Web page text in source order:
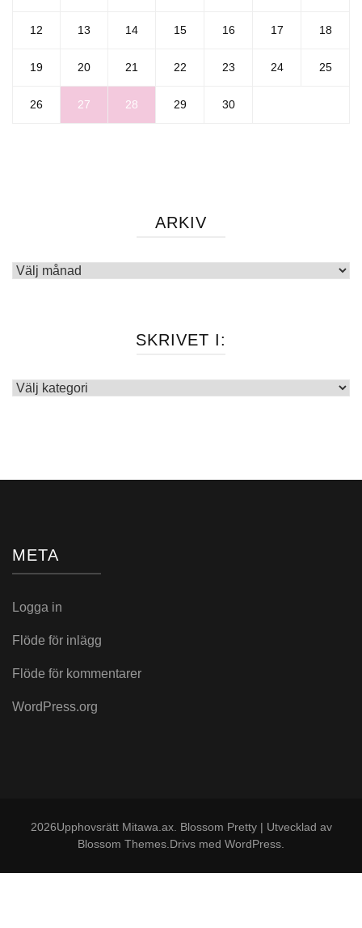
12 13 14 15 16 17 18
19 20 21 22 23 24 25
26 27 28 29 30
ARKIV
Arkiv
SKRIVET I:
Skrivet
META
Logga in
Flöde för inlägg
Flöde för kommentarer
WordPress.org
2026Upphovsrätt Mitawa.ax. Blossom Pretty | Utvecklad av
Blossom Themes .Drivs med WordPress